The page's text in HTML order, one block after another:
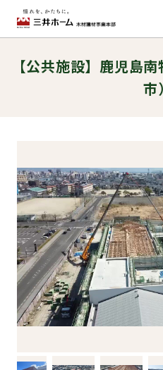
お問い合
資料請求
事業内容
建築実例
取扱商品
環境・社
【公共施設】鹿児島
市）